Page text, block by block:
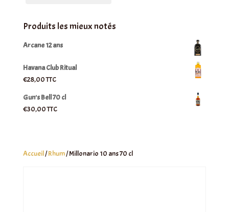
Accueil/Rhum/ Millonario 10 ans 70 cl
Produits les mieux notés
Arcane 12 ans
Havana Club Ritual
€28,00TTC
Gun's Bell 70 cl
€30,00TTC